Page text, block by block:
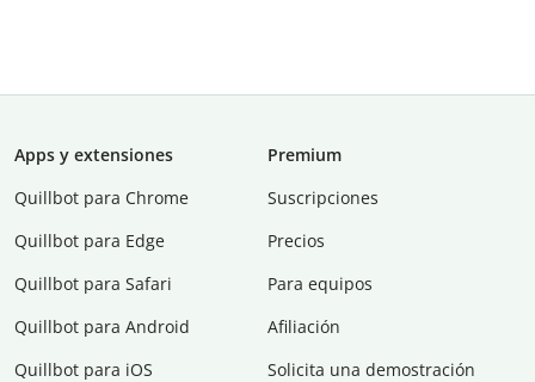
Apps y extensiones
Quillbot para Chrome
Quillbot para Edge
Quillbot para Safari
Quillbot para Android
Quillbot para iOS
Premium
Suscripciones
Precios
Para equipos
Afiliación
Solicita una demostración